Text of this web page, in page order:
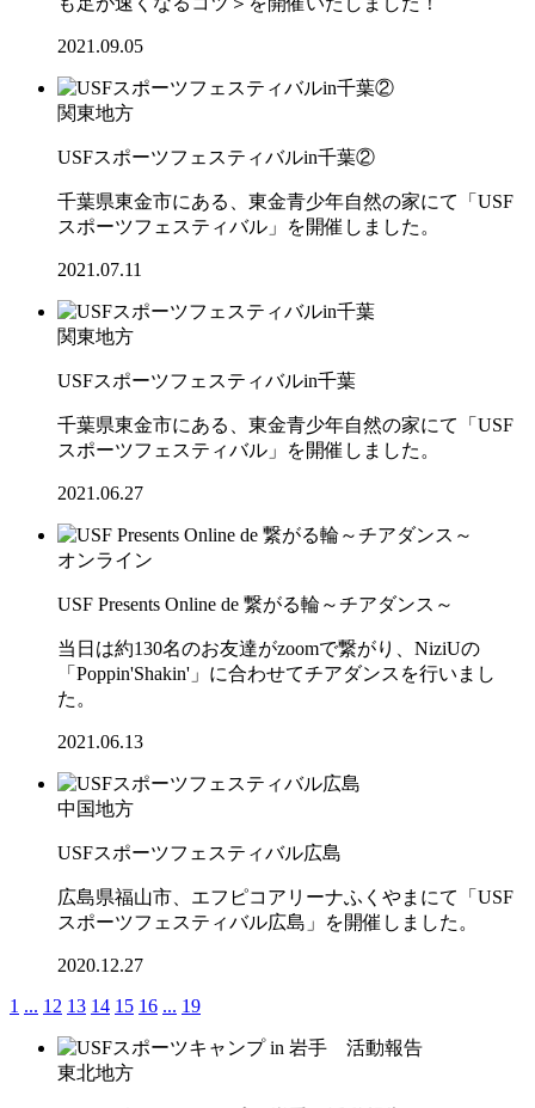
2021.09.05
関東地方
USFスポーツフェスティバルin千葉②
千葉県東金市にある、東金青少年自然の家にて「USF
スポーツフェスティバル」を開催しました。
2021.07.11
関東地方
USFスポーツフェスティバルin千葉
千葉県東金市にある、東金青少年自然の家にて「USF
スポーツフェスティバル」を開催しました。
2021.06.27
オンライン
USF Presents Online de 繋がる輪～チアダンス～
当日は約130名のお友達がzoomで繋がり、NiziUの
「Poppin'Shakin'」に合わせてチアダンスを行いまし
た。
2021.06.13
中国地方
USFスポーツフェスティバル広島
広島県福山市、エフピコアリーナふくやまにて「USF
スポーツフェスティバル広島」を開催しました。
2020.12.27
1 ... 12 13 14 15 16 ... 19
東北地方